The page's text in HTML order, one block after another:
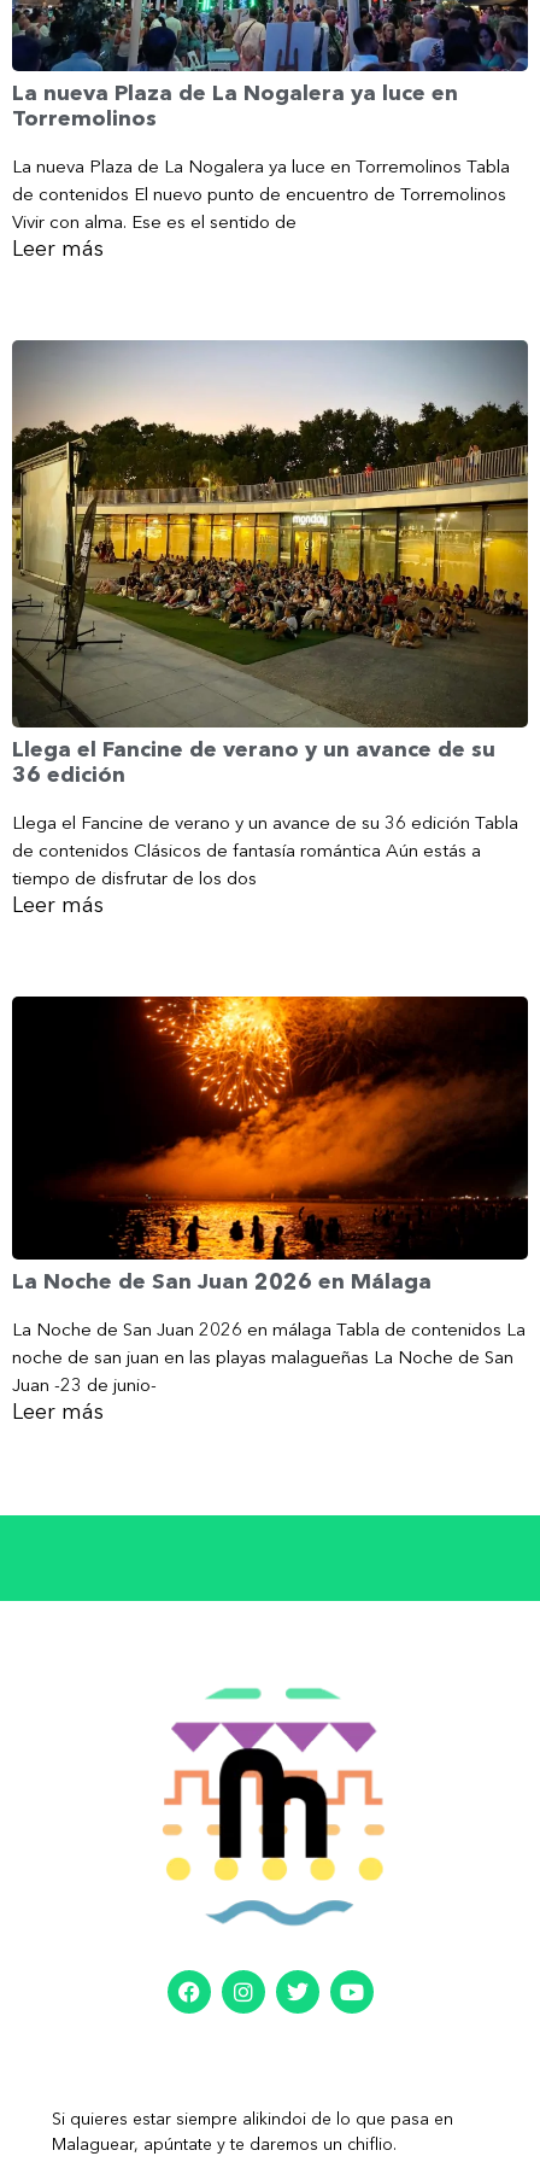
La nueva Plaza de La Nogalera ya luce en
Torremolinos
La nueva Plaza de La Nogalera ya luce en Torremolinos Tabla
de contenidos El nuevo punto de encuentro de Torremolinos
Vivir con alma. Ese es el sentido de
Leer más
Llega el Fancine de verano y un avance de su
36 edición
Llega el Fancine de verano y un avance de su 36 edición Tabla
de contenidos Clásicos de fantasía romántica Aún estás a
tiempo de disfrutar de los dos
Leer más
La Noche de San Juan 2026 en Málaga
La Noche de San Juan 2026 en málaga Tabla de contenidos La
noche de san juan en las playas malagueñas La Noche de San
Juan -23 de junio-
Leer más
Si quieres estar siempre alikindoi de lo que pasa en
Malaguear, apúntate y te daremos un chiflio.